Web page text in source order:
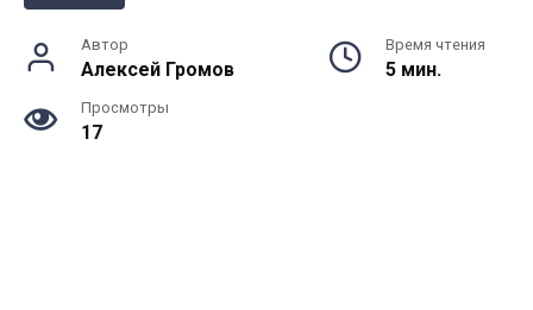
Автор
Алексей Громов
Время чтения
5 мин.
Просмотры
17